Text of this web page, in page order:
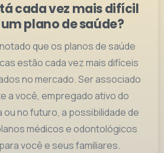
cada vez mais difícil
plano de saúde?
que os planos de saúde
estão cada vez mais difíceis
no mercado. Ser associado
a você, empregado ativo do
ou no futuro, a possibilidade de
médicos e odontológicos
você e seus familiares.